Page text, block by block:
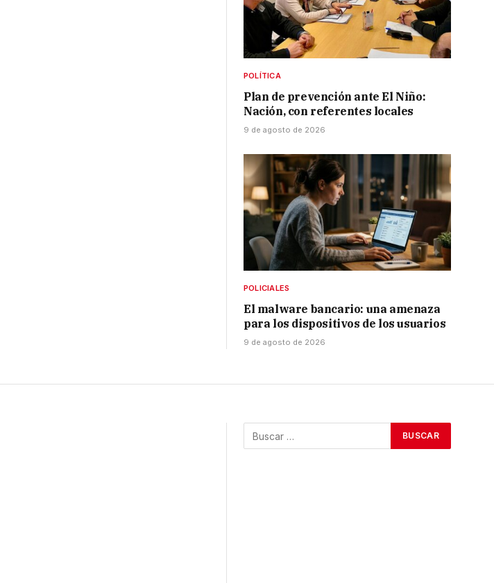
POLÍTICA
Plan de prevención ante El Niño:
Nación, con referentes locales
9 de agosto de 2026
POLICIALES
El malware bancario: una amenaza
para los dispositivos de los usuarios
9 de agosto de 2026